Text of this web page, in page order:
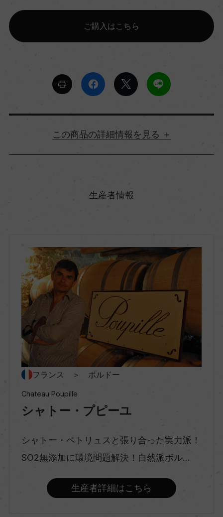
ご購入はこちら
詳細情報
地区名
コート・ド・ボルドー
種類
スティルワイン
フルボディ
メルロー 100%
生産者情報
フランス ＞ ボルドー
Chateau Poupille
シャトー・プピーユ
シャトー・ペトリュスと張り合った実力派！
SO2無添加に環境問題解決！自然派ボル...
生産者詳細はこちら